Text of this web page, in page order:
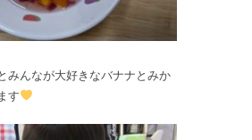
みんなが大好きなバナナとみか
す